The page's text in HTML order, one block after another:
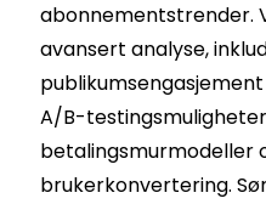
abonnementstrender.
avansert analyse,
A/B-
betalingsmurmodeller
brukerkonvertering.